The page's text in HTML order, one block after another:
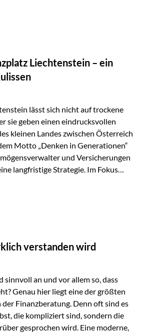
Thema Produktivität setzen? Die
die Spielregeln für
adressiert genau diese
wirtschaftliches Wachstum
entsteht, also
Unternehmen, mehr…
Liechtenstein – ein
lässt sich nicht auf trockene
sie geben einen eindrucksvollen
kleinen Landes zwischen Österreich
und Versicherungen
langfristige Strategie. Im Fokus
hat sich in den letzten Jahren zu
(Stand Ende 2024, veröffentlicht
verstanden wird
sinnvoll an und vor allem so, dass
Genau hier liegt eine der größten
Finanzberatung. Denn oft sind es
die kompliziert sind, sondern die
gesprochen wird. Eine moderne,